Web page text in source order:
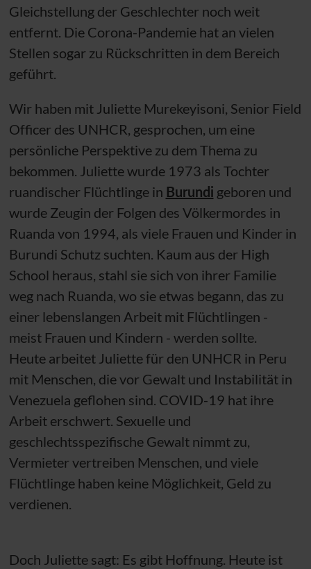
Gleichstellung der Geschlechter noch weit
entfernt. Die Corona-Pandemie hat an vielen
Stellen sogar zu Rückschritten in dem Bereich
geführt.
Wir haben mit Juliette Murekeyisoni, Senior Field
Officer des UNHCR, gesprochen, um eine
persönliche Perspektive zu dem Thema zu
bekommen. Juliette wurde 1973 als Tochter
ruandischer Flüchtlinge in Burundi geboren und
wurde Zeugin der Folgen des Völkermordes in
Ruanda von 1994, als viele Frauen und Kinder in
Burundi Schutz suchten. Kaum aus der High
School heraus, stahl sie sich von ihrer Familie
weg nach Ruanda, wo sie etwas begann, das zu
einer lebenslangen Arbeit mit Flüchtlingen -
meist Frauen und Kindern - werden sollte.
Heute arbeitet Juliette für den UNHCR in Peru
mit Menschen, die vor Gewalt und Instabilität in
Venezuela geflohen sind. COVID-19 hat ihre
Arbeit erschwert. Sexuelle und
geschlechtsspezifische Gewalt nimmt zu,
Vermieter vertreiben Menschen, und viele
Flüchtlinge haben keine Möglichkeit, Geld zu
verdienen.
Doch Juliette sagt: Es gibt Hoffnung. Heute ist